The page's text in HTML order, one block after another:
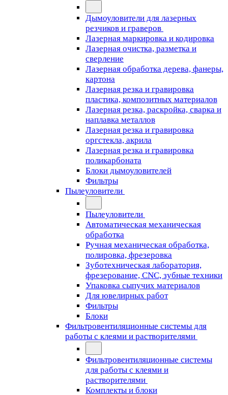
Дымоуловители для лазерных
резчиков и граверов
Лазерная маркировка и кодировка
Лазерная очистка, разметка и
сверление
Лазерная обработка дерева, фанеры,
картона
Лазерная резка и гравировка
пластика, композитных материалов
Лазерная резка, раскройка, сварка и
наплавка металлов
Лазерная резка и гравировка
оргстекла, акрила
Лазерная резка и гравировка
поликарбоната
Блоки дымоуловителей
Фильтры
Пылеуловители
Пылеуловители
Автоматическая механическая
обработка
Ручная механическая обработка,
полировка, фрезеровка
Зуботехническая лаборатория,
фрезерование, CNC, зубные техники
Упаковка сыпучих материалов
Для ювелирных работ
Фильтры
Блоки
Фильтровентиляционные системы для
работы с клеями и растворителями
Фильтровентиляционные системы
для работы с клеями и
растворителями
Комплекты и блоки